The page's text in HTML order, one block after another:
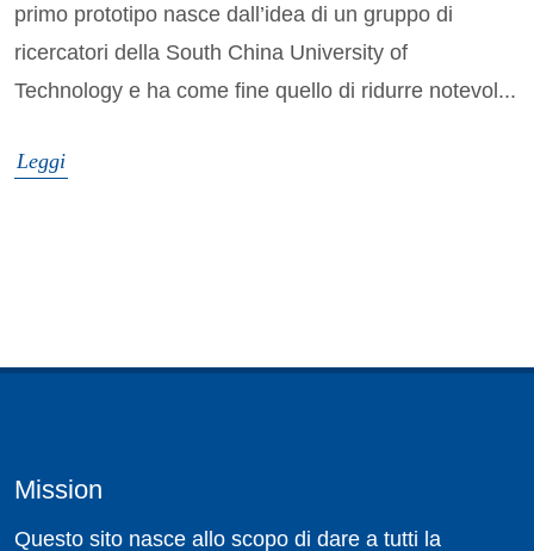
primo prototipo nasce dall’idea di un gruppo di
ricercatori della South China University of
Technology e ha come fine quello di ridurre notevol...
Leggi
Mission
Questo sito nasce allo scopo di dare a tutti la